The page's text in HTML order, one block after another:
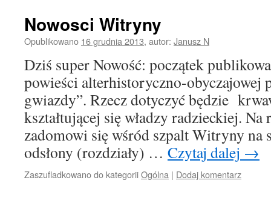
Nowosci Witryny
Opublikowano 16 grudnia 2013, autor: Janusz N
Dziś super Nowość: początek
powieści alterhistoryczno-obyczajowej
gwiazdy”. Rzecz dotyczyć będzie
kształtującej się władzy radzieckiej.
zadomowi się wśród szpalt Witryny na
odsłony (rozdziały) … Czytaj dalej →
Zaszufladkowano do kategoriiOgólna | Dodaj komentarz